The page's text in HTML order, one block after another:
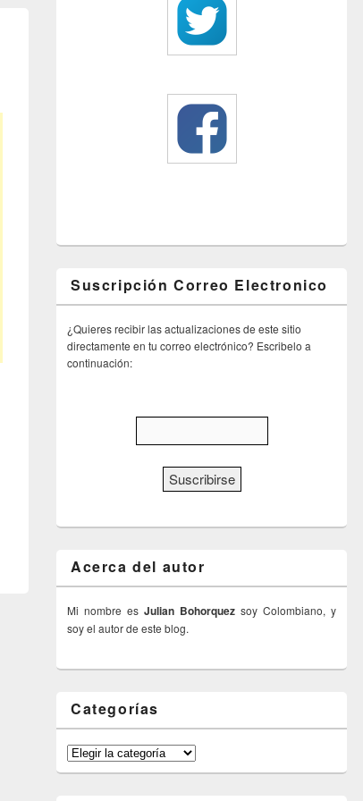
Suscripción Correo Electronico
¿Quieres recibir las actualizaciones de este sitio
directamente en tu correo electrónico? Escribelo a
continuación:
Acerca del autor
Mi nombre es Julian Bohorquez soy Colombiano, y
soy el autor de este blog.
Categorías
Categorías